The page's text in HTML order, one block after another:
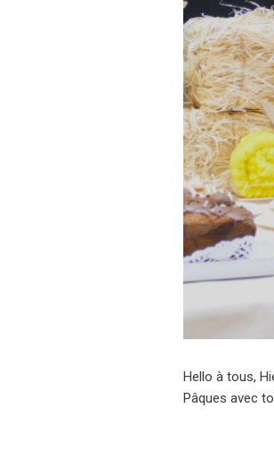
Hello à tous,
Pâques avec